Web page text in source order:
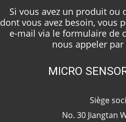
Si vous avez un produit ou
dont vous avez besoin, vous
e-mail via le formulaire de
nous appeler
MICRO
Siège
No. 30 Jiangtan